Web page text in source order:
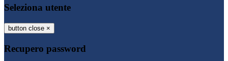
Seleziona utente
button close ×
Recupero password